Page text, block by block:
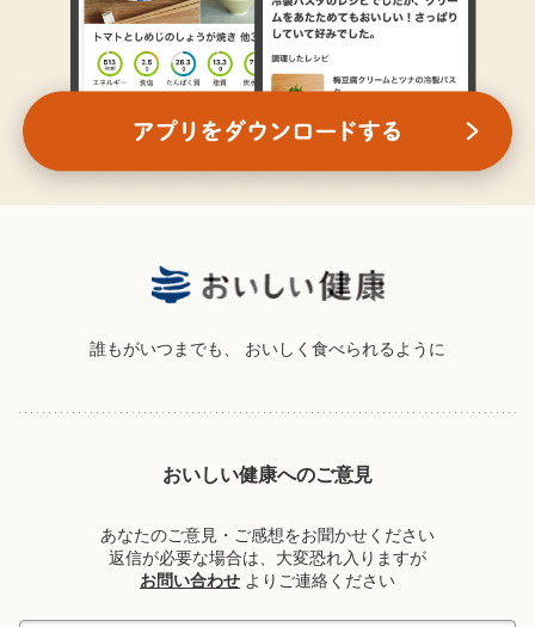
誰もがいつまでも、 おいしく食べられるように
おいしい健康へのご意見
あなたのご意見・ご感想をお聞かせください
返信が必要な場合は、大変恐れ入りますが
お問い合わせ よりご連絡ください